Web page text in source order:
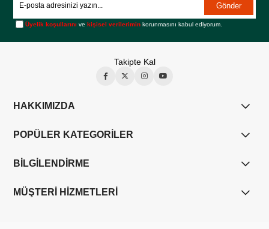
Gönder
Üyelik koşullarını vekişisel verilerimin korunmasını kabul ediyorum.
Takipte Kal
HAKKIMIZDA
POPÜLER KATEGORİLER
BİLGİLENDİRME
MÜŞTERİ HİZMETLERİ